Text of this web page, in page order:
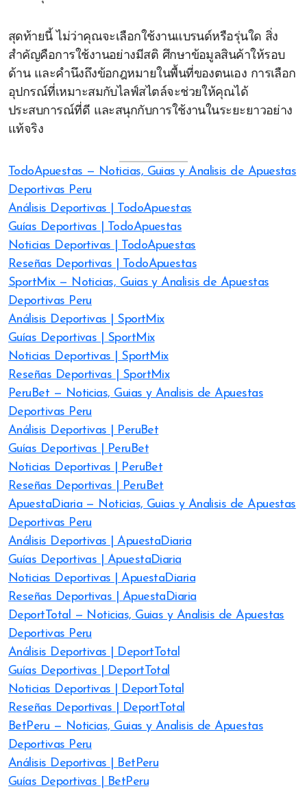
สุดท้ายนี้ ไม่ว่าคุณจะเลือกใช้งานแบรนด์หรือรุ่นใด สิ่ง
สำคัญคือการใช้งานอย่างมีสติ ศึกษาข้อมูลสินค้าให้รอบ
ด้าน และคำนึงถึงข้อกฎหมายในพื้นที่ของตนเอง การเลือก
อุปกรณ์ที่เหมาะสมกับไลฟ์สไตล์จะช่วยให้คุณได้
ประสบการณ์ที่ดี และสนุกกับการใช้งานในระยะยาวอย่าง
แท้จริง
TodoApuestas — Noticias, Guias y Analisis de Apuestas
Deportivas Peru
Análisis Deportivas | TodoApuestas
Guías Deportivas | TodoApuestas
Noticias Deportivas | TodoApuestas
Reseñas Deportivas | TodoApuestas
SportMix — Noticias, Guias y Analisis de Apuestas
Deportivas Peru
Análisis Deportivas | SportMix
Guías Deportivas | SportMix
Noticias Deportivas | SportMix
Reseñas Deportivas | SportMix
PeruBet — Noticias, Guias y Analisis de Apuestas
Deportivas Peru
Análisis Deportivas | PeruBet
Guías Deportivas | PeruBet
Noticias Deportivas | PeruBet
Reseñas Deportivas | PeruBet
ApuestaDiaria — Noticias, Guias y Analisis de Apuestas
Deportivas Peru
Análisis Deportivas | ApuestaDiaria
Guías Deportivas | ApuestaDiaria
Noticias Deportivas | ApuestaDiaria
Reseñas Deportivas | ApuestaDiaria
DeportTotal — Noticias, Guias y Analisis de Apuestas
Deportivas Peru
Análisis Deportivas | DeportTotal
Guías Deportivas | DeportTotal
Noticias Deportivas | DeportTotal
Reseñas Deportivas | DeportTotal
BetPeru — Noticias, Guias y Analisis de Apuestas
Deportivas Peru
Análisis Deportivas | BetPeru
Guías Deportivas | BetPeru